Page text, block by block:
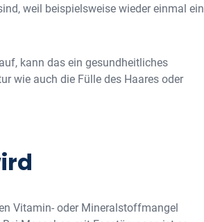
weil beispielsweise wieder einmal ein
kann das ein gesundheitliches
wie auch die Fülle des Haares oder
Vitamin- oder Mineralstoffmangel